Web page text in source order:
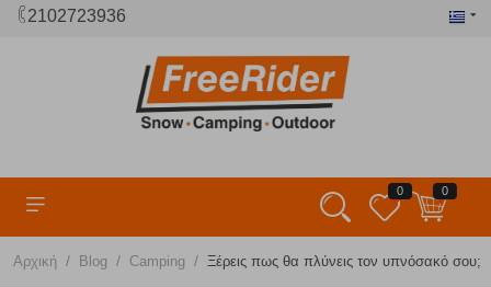
2102723936
0 0
Αρχική / Blog / Camping / Ξέρεις πως θα πλύνεις τον υπνόσακό σου;